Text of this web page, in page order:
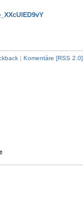
| Komentáre [RSS 2.0]